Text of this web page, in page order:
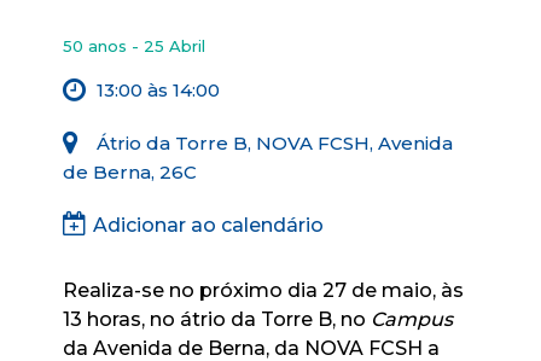
50 anos - 25 Abril
13:00 às 14:00
Átrio da Torre B, NOVA FCSH, Avenida
de Berna, 26C
Adicionar ao calendário
Realiza-se no próximo dia 27 de maio, às
13 horas, no átrio da Torre B, no Campus
da Avenida de Berna, da NOVA FCSH a